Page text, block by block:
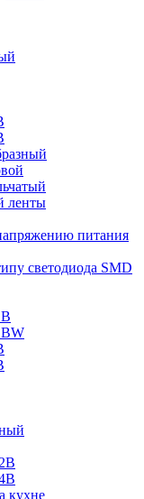
ленты
питания
светодиода SMD
кухне